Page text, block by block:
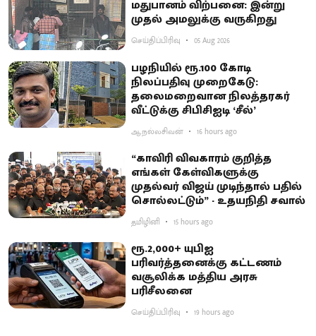
மதுபானம் விற்பனை: இன்று
முதல் அமலுக்கு வருகிறது
செய்திப்பிரிவு 05 Aug 2026
பழநியில் ரூ.100 கோடி
நிலப்பதிவு முறைகேடு:
தலைமறைவான நிலத்தரகர்
வீட்டுக்கு சிபிசிஐடி ‘சீல்’
ஆ.நல்லசிவன் 16 hours ago
“காவிரி விவகாரம் குறித்த
எங்கள் கேள்விகளுக்கு
முதல்வர் விஜய் முடிந்தால் பதில்
சொல்லட்டும்” - உதயநிதி சவால்
தமிழினி 15 hours ago
ரூ.2,000+ யுபிஐ
பரிவர்த்தனைக்கு கட்டணம்
வசூலிக்க மத்திய அரசு
பரிசீலனை
செய்திப்பிரிவு 19 hours ago